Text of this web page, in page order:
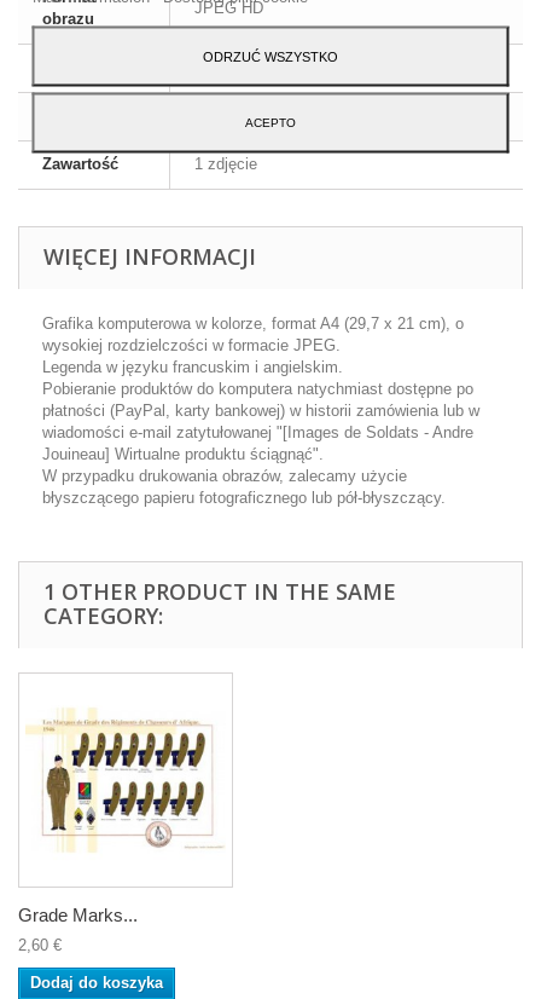
obrazu
JPEG HD
A4 - 29,7 x 21 cm
Angielski i francuski
Zawartość 1 zdjęcie
WIĘCEJ INFORMACJI
Grafika komputerowa w kolorze, format A4 (29,7 x 21 cm), o
wysokiej rozdzielczości w formacie JPEG.
Legenda w języku francuskim i angielskim.
Pobieranie produktów do komputera natychmiast dostępne po
płatności (PayPal, karty bankowej) w historii zamówienia lub w
wiadomości e-mail zatytułowanej "[Images de Soldats - Andre
Jouineau] Wirtualne produktu ściągnąć".
W przypadku drukowania obrazów, zalecamy użycie
błyszczącego papieru fotograficznego lub pół-błyszczący.
1 OTHER PRODUCT IN THE SAME
CATEGORY:
Grade Marks...
2,60 €
Dodaj do koszyka
ODRZUĆ WSZYSTKO
ACEPTO